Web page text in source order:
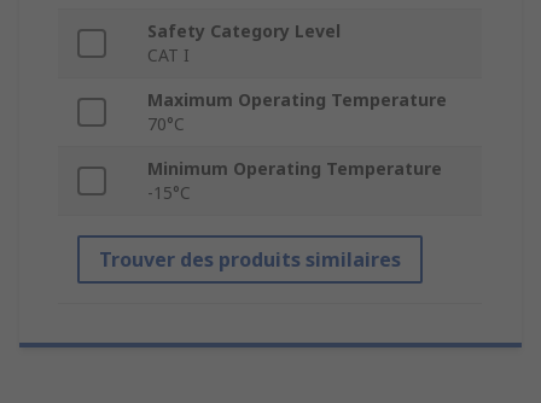
Safety Category Level
CAT I
Maximum Operating Temperature
70°C
Minimum Operating Temperature
-15°C
Trouver des produits similaires